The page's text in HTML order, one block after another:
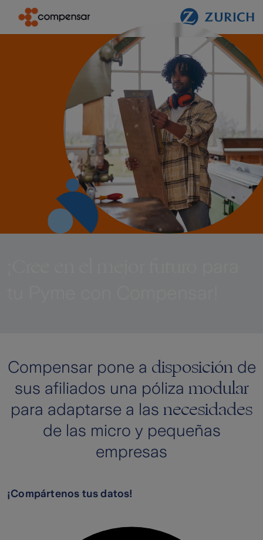
Compensar pone a disposición de
sus afiliados una póliza modular
para adaptarse a las necesidades
de las micro y pequeñas
empresas
¡Compártenos tus datos!